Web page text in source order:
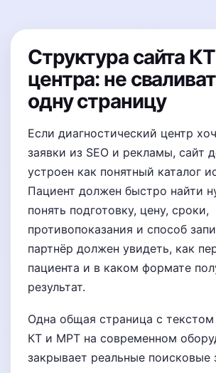
Структура сайта
центра: не
одну страницу
Если диагностический центр
заявки из SEO и рекламы, сайт
устроен как понятный каталог
Пациент должен быстро найти
понять подготовку, цену, сроки,
противопоказания и способ
партнёр должен увидеть, как
пациента и в каком формате
результат.
Одна общая страница с
КТ и МРТ на современном
закрывает реальные поисковые